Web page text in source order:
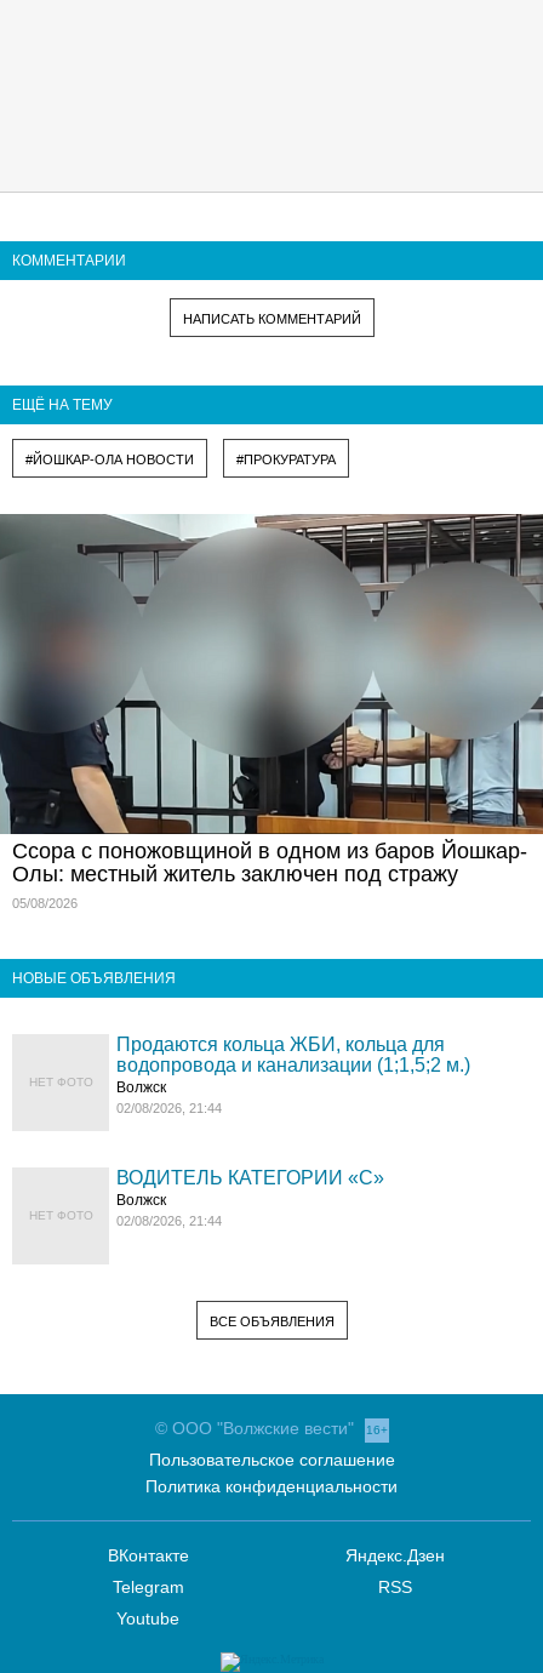
КОММЕНТАРИИ
НАПИСАТЬ КОММЕНТАРИЙ
ЕЩЁ НА ТЕМУ
#ЙОШКАР-ОЛА НОВОСТИ #ПРОКУРАТУРА
Ссора с поножовщиной в одном из баров Йошкар-
Олы: местный житель заключен под стражу
05/08/2026
НОВЫЕ ОБЪЯВЛЕНИЯ
НЕТ ФОТО
Продаются кольца ЖБИ, кольца для
водопровода и канализации (1;1,5;2 м.)
Волжск
02/08/2026, 21:44
НЕТ ФОТО
ВОДИТЕЛЬ КАТЕГОРИИ «C»
Волжск
02/08/2026, 21:44
ВСЕ ОБЪЯВЛЕНИЯ
© ООО "Волжские вести" 16+
Пользовательское соглашение
Политика конфиденциальности
ВКонтакте
Telegram
Youtube
Яндекс.Дзен
RSS